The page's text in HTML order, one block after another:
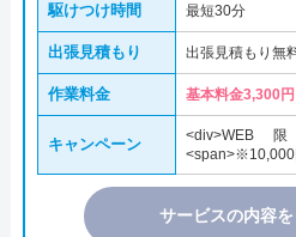
駆けつけ時間 最短30分
出張見積もり 出張見積もり無
作業料金 基本料金3,300
キャンペーン
<div>WEB
<span>※10,000
サービスの内容